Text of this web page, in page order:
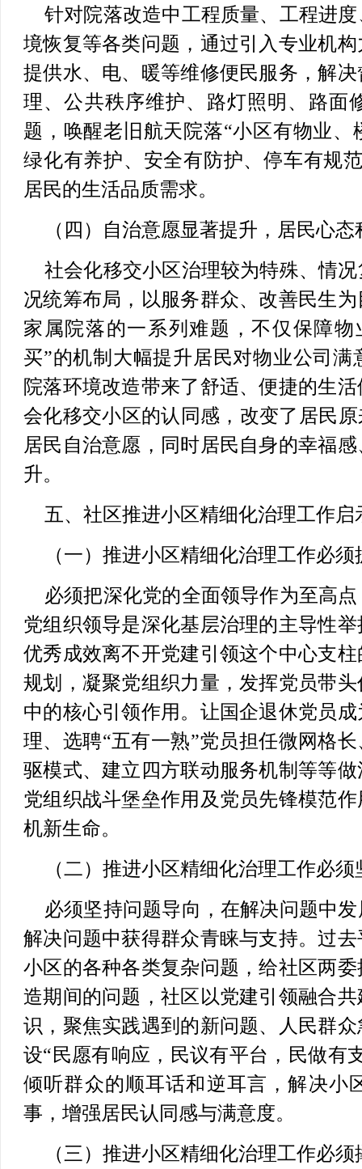
针对院落改造中工程质量、工程进
境恢复等各类问题，通过引入专业机
提供水、电、暖等维修便民服务，解
理、公共秩序维护、路灯照明、路面
题，唤醒老旧航天院落“小区有物业
绿化有养护、安全有防护、停车有规
居民的生活品质需求。
（四）自治意愿显著提升，居民心
社会化移交小区治理较为特殊、情
况统筹布局，以服务群众、改善民生
家属院落的一系列难题，不仅保障
买”的机制大幅提升居民对物业公司
院落环境改造带来了舒适、便捷的生
会化移交小区的认同感，改变了居民
居民自治意愿，同时居民自身的幸福
升。
五、社区推进小区精细化治理工作启
（一）推进小区精细化治理工作必
必须把深化党的全面领导作为至高
党组织领导是深化基层治理的主导性
优秀成效离不开党建引领这个中心支
规划，凝聚党组织力量，发挥党员带
中的核心引领作用。让国企退休党员
理、选聘“五有一熟”党员担任微网格
驱模式、建立四方联动服务机制等等
党组织战斗堡垒作用及党员先锋模范
机新生命。
（二）推进小区精细化治理工作必
必须坚持问题导向，在解决问题中
解决问题中获得群众青睐与支持。过
小区的各种各类复杂问题，给社区两
造期间的问题，社区以党建引领融合
识，聚焦实践遇到的新问题、人民群
设“民愿有响应，民议有平台，民做有
倾听群众的顺耳话和逆耳言，解决小
事，增强居民认同感与满意度。
（三）推进小区精细化治理工作必